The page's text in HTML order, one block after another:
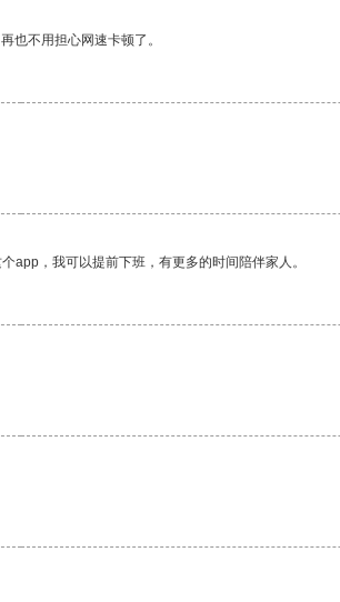
也不用担心网速卡顿了。
app，我可以提前下班，有更多的时间陪伴家人。